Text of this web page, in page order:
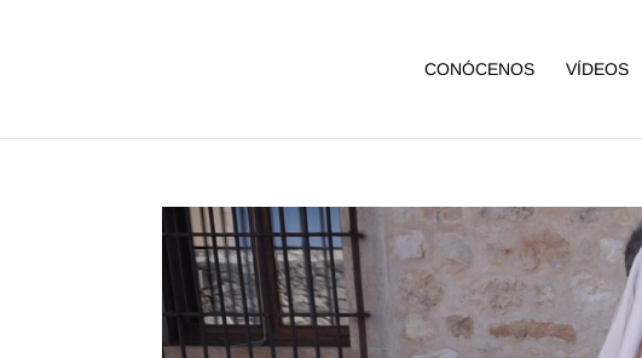
CONÓCENOS VÍDEOS